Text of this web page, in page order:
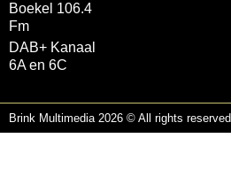
Boekel 106.4
Fm
DAB+ Kanaal
6A en 6C
Brink Multimedia 2026 © All rights reserved